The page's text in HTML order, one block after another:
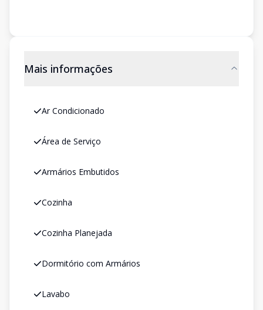
Mais informações
Ar Condicionado
Área de Serviço
Armários Embutidos
Cozinha
Cozinha Planejada
Dormitório com Armários
Lavabo